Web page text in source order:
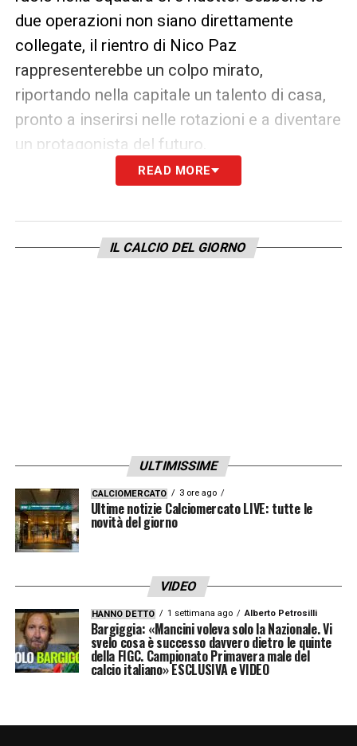
due operazioni non siano direttamente
collegate, il rientro di Nico Paz
rappresenterebbe un colpo mirato,
riportando nella capitale un talento di casa,
pronto a inserirsi nelle rotazioni e a diventare
un protagonista del futuro.
READ MORE
IL CALCIO DEL GIORNO
ULTIMISSIME
CALCIOMERCATO 3 ore ago
Ultime notizie Calciomercato LIVE: tutte le
novità del giorno
VIDEO
HANNO DETTO 1 settimana ago Alberto Petrosilli
Bargiggia: «Mancini voleva solo la Nazionale. Vi
svelo cosa è successo davvero dietro le quinte
della FIGC. Campionato Primavera male del
calcio italiano» ESCLUSIVA e VIDEO